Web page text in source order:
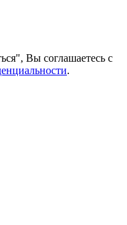
Вы соглашаетесь с
.